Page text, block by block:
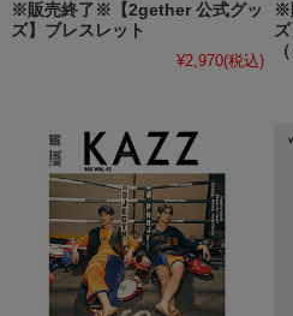
※販売終了※【2gether 公式グッ
ズ】ブレスレット
¥2,970(税込)
※